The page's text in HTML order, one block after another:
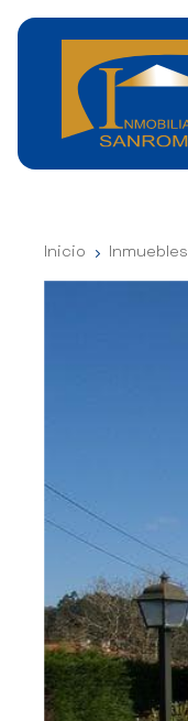
Inicio Inmuebles